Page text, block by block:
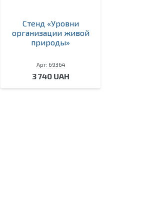
Стенд «Уровни
организации живой
природы»
Арт: 69364
3 740 UAH